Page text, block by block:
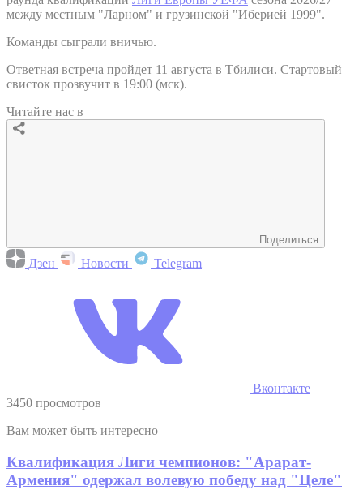
между местным "Ларном" и грузинской "Иберией 1999".
Команды сыграли вничью.
Ответная встреча пройдет 11 августа в Тбилиси. Стартовый
свисток прозвучит в 19:00 (мск).
Читайте нас в
Поделиться
Дзен Новости Telegram
Вконтакте
3450 просмотров
Вам может быть интересно
Квалификация Лиги чемпионов: "Арарат-
Армения" одержал волевую победу над "Целе"